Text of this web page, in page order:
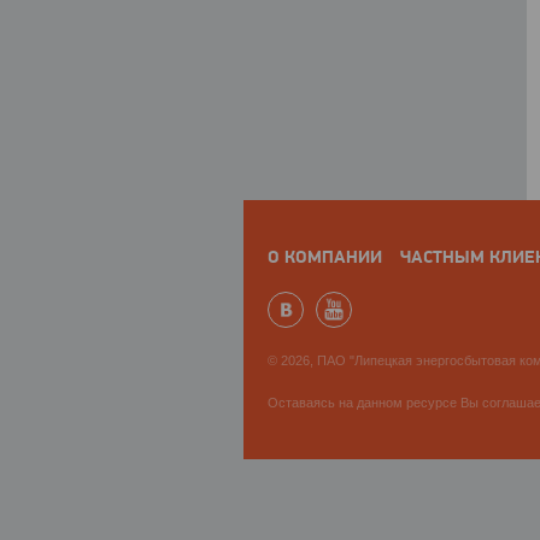
О КОМПАНИИ ЧАСТНЫМ
© 2026, ПАО "Липецкая энергосбытовая
Оставаясь на данном ресурсе Вы